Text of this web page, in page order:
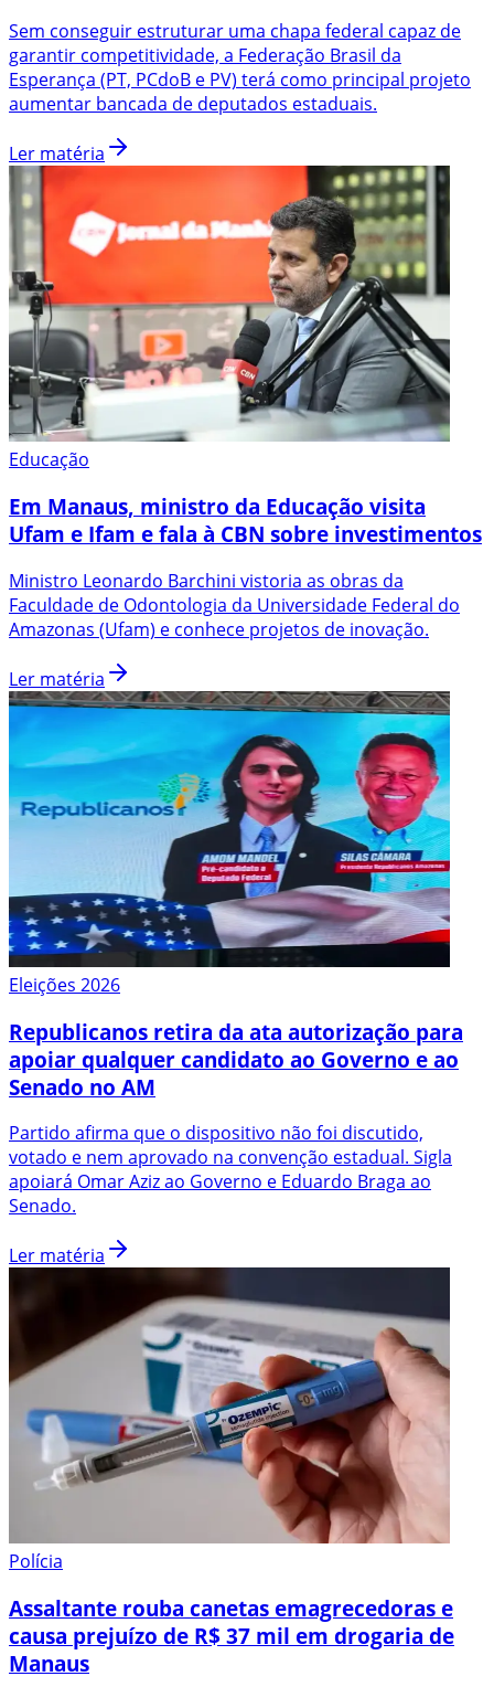
Sem conseguir estruturar uma chapa federal capaz de
garantir competitividade, a Federação Brasil da
Esperança (PT, PCdoB e PV) terá como principal projeto
aumentar bancada de deputados estaduais.
Ler matéria
Educação
Em Manaus, ministro da Educação visita
Ufam e Ifam e fala à CBN sobre investimentos
Ministro Leonardo Barchini vistoria as obras da
Faculdade de Odontologia da Universidade Federal do
Amazonas (Ufam) e conhece projetos de inovação.
Ler matéria
Eleições 2026
Republicanos retira da ata autorização para
apoiar qualquer candidato ao Governo e ao
Senado no AM
Partido afirma que o dispositivo não foi discutido,
votado e nem aprovado na convenção estadual. Sigla
apoiará Omar Aziz ao Governo e Eduardo Braga ao
Senado.
Ler matéria
Polícia
Assaltante rouba canetas emagrecedoras e
causa prejuízo de R$ 37 mil em drogaria de
Manaus